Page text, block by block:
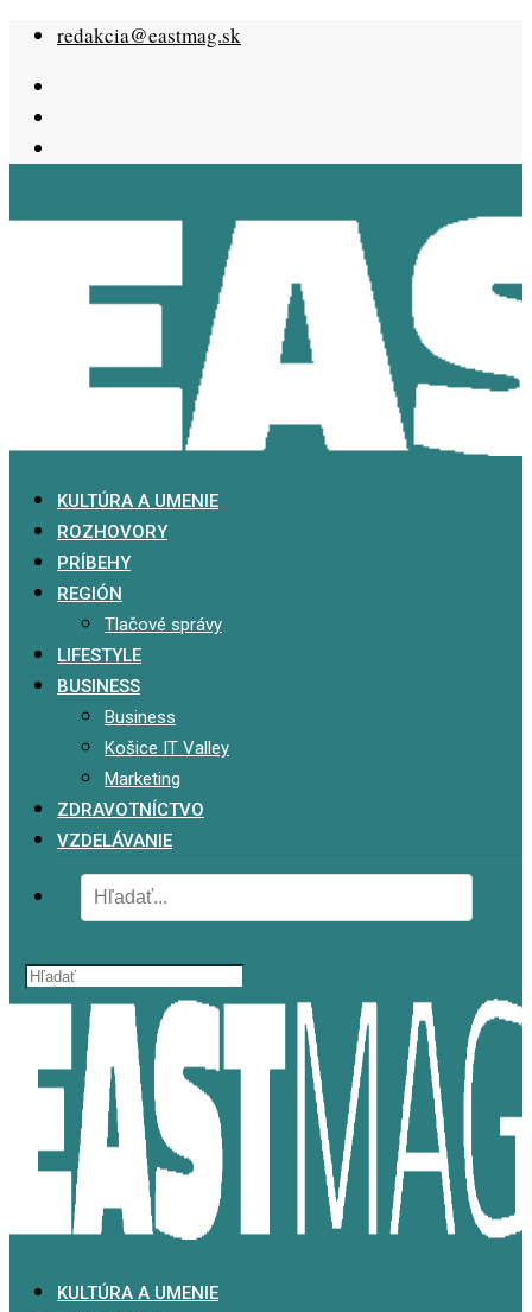
Skip
content
redakcia@eastmag.sk
KULTÚRA A UMENIE
ROZHOVORY
PRÍBEHY
REGIÓN
Tlačové správy
LIFESTYLE
BUSINESS
Business
Košice IT Valley
Marketing
ZDRAVOTNÍCTVO
VZDELÁVANIE
KULTÚRA A UMENIE